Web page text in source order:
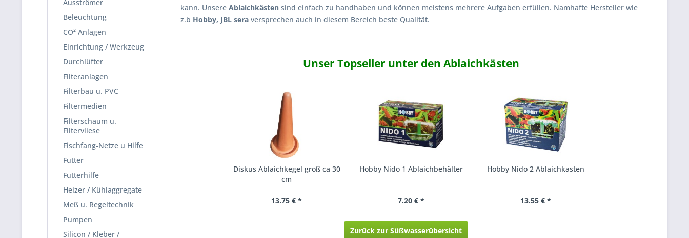
Ausströmer
Beleuchtung
CO² Anlagen
Einrichtung / Werkzeug
Durchlüfter
Filteranlagen
Filterbau u. PVC
Filtermedien
Filterschaum u.
Filtervliese
Fischfang-Netze u Hilfe
Futter
Futterhilfe
Heizer / Kühlaggregate
Meß u. Regeltechnik
Pumpen
Silicon / Kleber /
Unser Topseller unter den Ablaichkästen
Diskus Ablaichkegel groß ca 30
cm
13,75 € *
Hobby Nido 1 Ablaichbehälter
7,20 € *
Hobby Nido 2 Ablaichkasten
13,55 € *
Zurück zur Süßwasserübersicht
kann. Unsere Ablaichkästen sind einfach zu handhaben und können meistens mehrere Aufgaben erfüllen. Namhafte Hersteller wie
z.b Hobby, JBL sera versprechen auch in diesem Bereich beste Qualität.